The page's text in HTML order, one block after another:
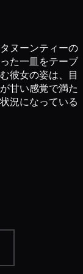
ヌーンティーの
た一皿をテーブ
彼女の姿は、目
甘い感覚で満た
況になっている